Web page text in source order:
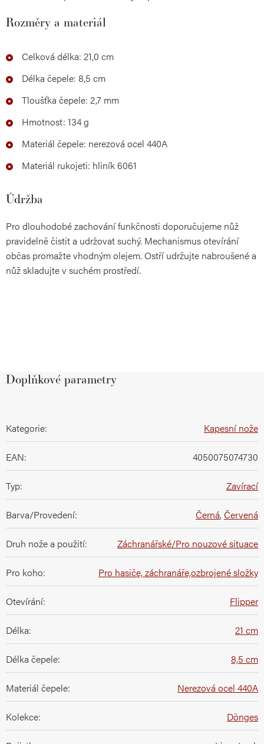
Rozměry a materiál
Celková délka: 21,0 cm
Délka čepele: 8,5 cm
Tloušťka čepele: 2,7 mm
Hmotnost: 134 g
Materiál čepele: nerezová ocel 440A
Materiál rukojeti: hliník 6061
Údržba
Pro dlouhodobé zachování funkčnosti doporučujeme nůž
pravidelně čistit a udržovat suchý. Mechanismus otevírání
občas promažte vhodným olejem. Ostří udržujte nabroušené a
nůž skladujte v suchém prostředí.
Doplňkové parametry
Kategorie: Kapesní nože
EAN: 4050075074730
Typ: Zavírací
Barva/Provedení: Černá,Červená
Druh nože a použití: Záchranářské/Pro nouzové situace
Pro koho: Pro hasiče, záchranáře,ozbrojené složky
Otevírání: Flipper
Délka: 21 cm
Délka čepele: 8,5 cm
Materiál čepele: Nerezová ocel 440A
Kolekce: Dönges